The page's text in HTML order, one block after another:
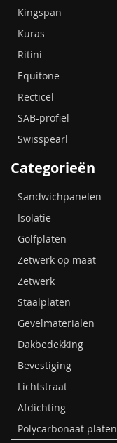
Kingspan
Kuras
Ritini
Equitone
Recticel
SAB-profiel
Swisspearl
Categorieën
Sandwichpanelen
Isolatie
Golfplaten
Zetwerk op maat
Zetwerk
Staalplaten
Gevelmaterialen
Dakbedekking
Bevestiging
Lichtstraat
Afdichting
Polycarbonaat platen